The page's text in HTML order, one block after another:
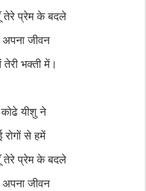
तेरे प्रेम के बदले
जीवन
तेरी भक्ती में।
यीशु ने
रोगों से हमें
तेरे प्रेम के बदले
जीवन